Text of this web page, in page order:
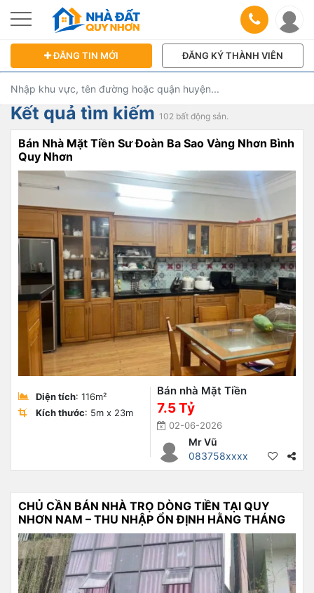
ĐĂNG TIN MỚI ĐĂNG KÝ THÀNH VIÊN
Kết quả tìm kiếm 102 bất động sản.
Bán Nhà Mặt Tiền Sư Đoàn Ba Sao Vàng Nhơn Bình
Quy Nhơn
Diện tích: 116m²
Kích thước: 5m x 23m
Bán nhà Mặt Tiền
7.5 Tỷ
02-06-2026
Mr Vũ
083758xxxx
CHỦ CẦN BÁN NHÀ TRỌ DÒNG TIỀN TẠI QUY
NHƠN NAM – THU NHẬP ỔN ĐỊNH HẰNG THÁNG